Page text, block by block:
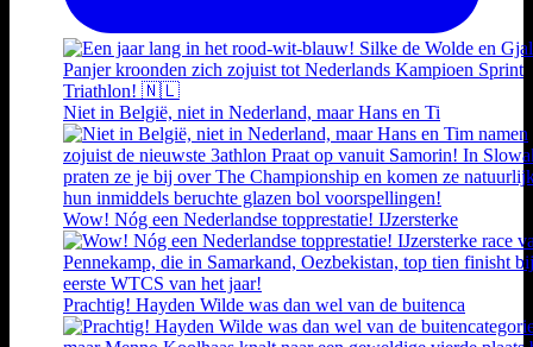
Niet in België, niet in Nederland, maar Hans en Ti
Wow! Nóg een Nederlandse topprestatie! IJzersterke
Prachtig! Hayden Wilde was dan wel van de buitenca